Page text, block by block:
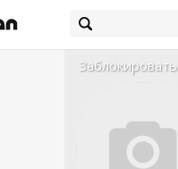
Заблокировать